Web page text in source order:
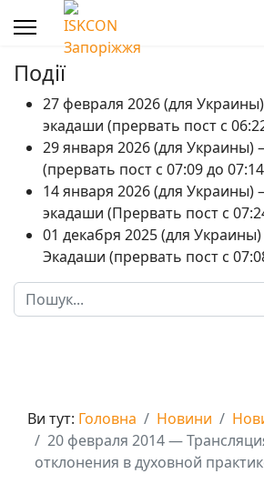
Події
27 февраля 2026 (для
экадаши (прервать пост с
29 января 2026 (для
(прервать пост с 07:09 до
14 января 2026 (для
экадаши (Прервать пост с
01 декабря 2025 (для
Экадаши (прервать пост с
Пошук
Ви тут: Головна Новини
20 февраля 2014 —
отклонения в духовной